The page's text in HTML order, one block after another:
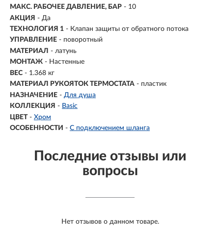
МАКС. РАБОЧЕЕ ДАВЛЕНИЕ, БАР - 10
АКЦИЯ - Да
ТЕХНОЛОГИЯ 1 - Клапан защиты от обратного потока
УПРАВЛЕНИЕ - поворотный
МАТЕРИАЛ - латунь
МОНТАЖ - Настенные
ВЕС - 1.368 кг
МАТЕРИАЛ РУКОЯТОК ТЕРМОСТАТА - пластик
НАЗНАЧЕНИЕ - Для душа
КОЛЛЕКЦИЯ - Basic
ЦВЕТ - Хром
ОСОБЕННОСТИ - С подключением шланга
Последние отзывы или
вопросы
Нет отзывов о данном товаре.